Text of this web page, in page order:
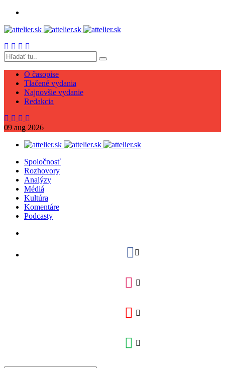
O časopise
Tlačené vydania
Najnovšie vydanie
Redakcia
09 aug 2026
Spoločnosť
Rozhovory
Analýzy
Médiá
Kultúra
Komentáre
Podcasty